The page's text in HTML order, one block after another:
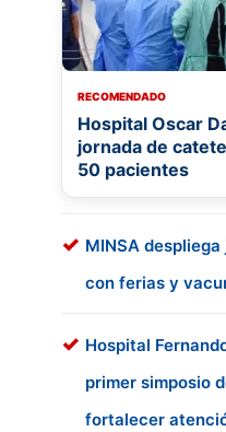
RECOMENDADO
Hospital Oscar
jornada de
50 pacientes
MINSA
con ferias y
Hospital
primer simposio
fortalecer